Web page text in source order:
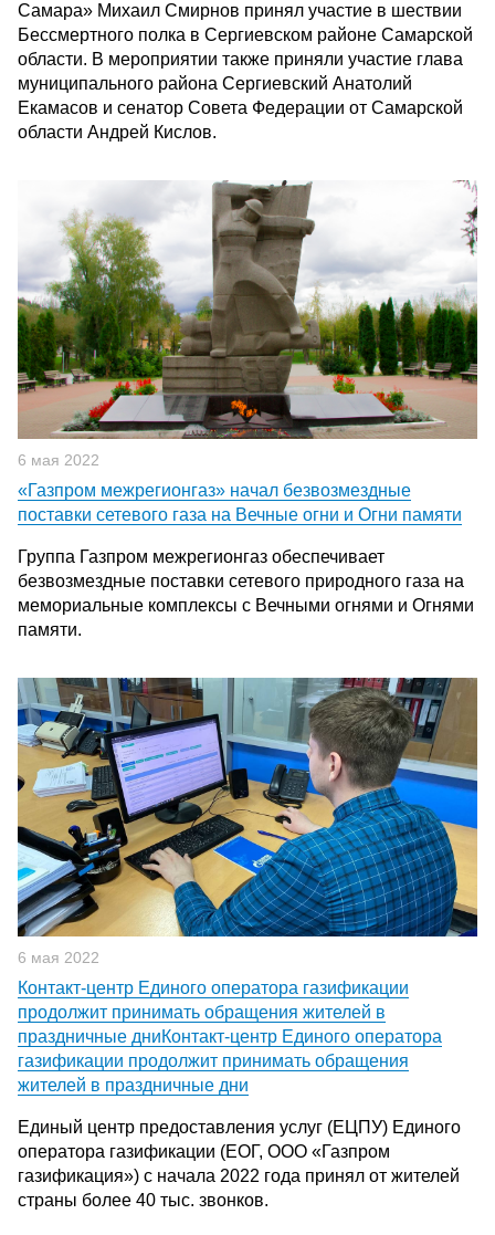
Самара» Михаил Смирнов принял участие в шествии
Бессмертного полка в Сергиевском районе Самарской
области. В мероприятии также приняли участие глава
муниципального района Сергиевский Анатолий
Екамасов и сенатор Совета Федерации от Самарской
области Андрей Кислов.
6 мая 2022
«Газпром межрегионгаз» начал безвозмездные
поставки сетевого газа на Вечные огни и Огни памяти
Группа Газпром межрегионгаз обеспечивает
безвозмездные поставки сетевого природного газа на
мемориальные комплексы с Вечными огнями и Огнями
памяти.
6 мая 2022
Контакт-центр Единого оператора газификации
продолжит принимать обращения жителей в
праздничные дниКонтакт-центр Единого оператора
газификации продолжит принимать обращения
жителей в праздничные дни
Единый центр предоставления услуг (ЕЦПУ) Единого
оператора газификации (ЕОГ, ООО «Газпром
газификация») с начала 2022 года принял от жителей
страны более 40 тыс. звонков.